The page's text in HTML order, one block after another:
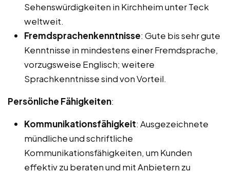
Sehenswürdigkeiten in Kirchheim unter Teck
weltweit.
Fremdsprachenkenntnisse: Gute bis sehr gute
Kenntnisse in mindestens einer Fremdsprache,
vorzugsweise Englisch; weitere
Sprachkenntnisse sind von Vorteil.
Persönliche Fähigkeiten:
Kommunikationsfähigkeit: Ausgezeichnete
mündliche und schriftliche
Kommunikationsfähigkeiten, um Kunden
effektiv zu beraten und mit Anbietern zu